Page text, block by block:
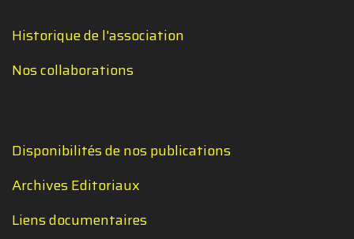
Historique de l'association
Nos collaborations
Disponibilités de nos publications
Archives Editoriaux
Liens documentaires